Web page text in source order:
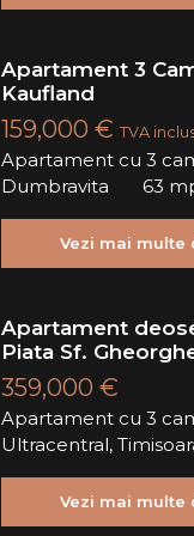
Apartament 3
Kaufland
159,000 € TVA
Apartament cu 3
Dumbravita
63
Vezi mai multe
Apartament
Piata Sf.
359,000 €
Apartament cu 3
Ultracentral,
Vezi mai multe